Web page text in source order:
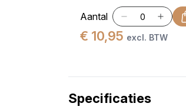
Aantal
€ 10,95 excl. BTW
Specificaties